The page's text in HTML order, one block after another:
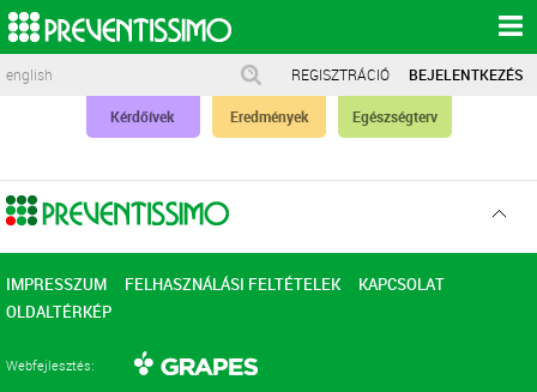
english REGISZTRÁCIÓ BEJELENTKEZÉS
Kérdőívek Eredmények Egészségterv
elejére
IMPRESSZUM
FELHASZNÁLÁSI FELTÉTELEK
KAPCSOLAT
OLDALTÉRKÉP
Webfejlesztés: